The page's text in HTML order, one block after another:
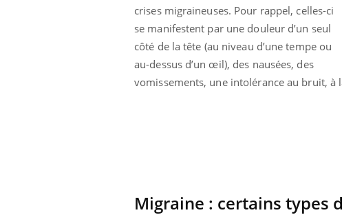
crises migraineuses. Pour rappel, celles-ci
se manifestent par une douleur d’un seul
côté de la tête (au niveau d’une tempe ou
au-dessus d’un œil), des nausées, des
vomissements, une intolérance au bruit, à
Migraine : certains types